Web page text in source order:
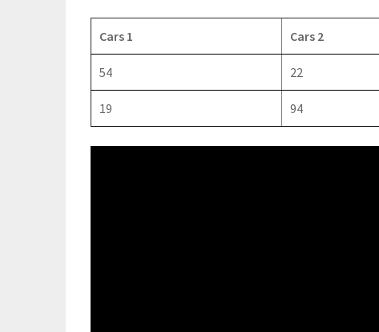
Cars 1 Cars 2
54 22
19 94